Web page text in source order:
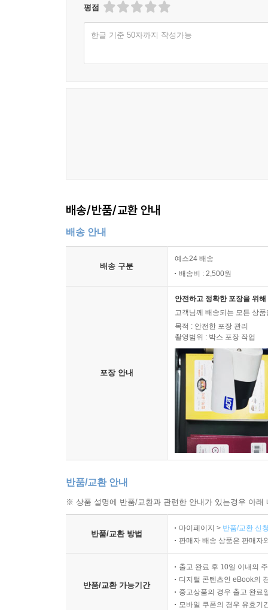
평점
한글 기준 50자까지 작성가능
배송/반품/교환 안내
배송 안내
배송 구분
예스24 배송
배송비 : 2,500원
포장 안내
안전하고 정확한 포장을 위
고객님께 배송되는 모든 상
목적 : 안전한 포장 관리
촬영범위 : 박스 포장 작업
반품/교환 안내
※ 상품 설명에 반품/교환과 관련한 안내가 있는경우 아
반품/교환 방법
마이페이지 > 반품/교환 신
판매자 배송 상품은 판매자
반품/교환 가능기간
출고 완료 후 10일 이내의
디지털 콘텐츠인 eBook의
중고상품의 경우 출고 완료
모바일 쿠폰의 경우 유효기